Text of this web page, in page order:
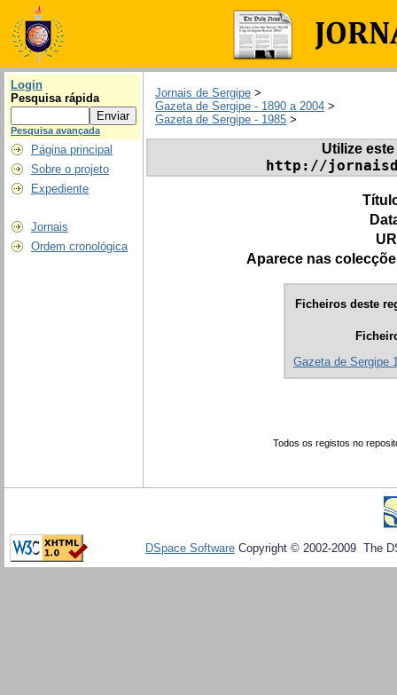
Login
Pesquisa rápida
Pesquisa avançada
Página principal
Sobre o projeto
Expediente
Jornais
Ordem cronológica
Jornais de Sergipe >
Gazeta de Sergipe - 1890 a 2004 >
Gazeta de Sergipe - 1985 >
Utilize
http://
Aparece nas
Ficheiros deste
Gazeta de Sergipe
Todos os registos no
DSpace Software Copyright © 2002-2009 The